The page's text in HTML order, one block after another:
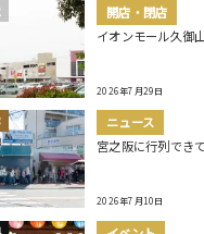
開店・閉店
イオンモール久御
2026年7月29日
ニュース
宮之阪に行列でき
2026年7月10日